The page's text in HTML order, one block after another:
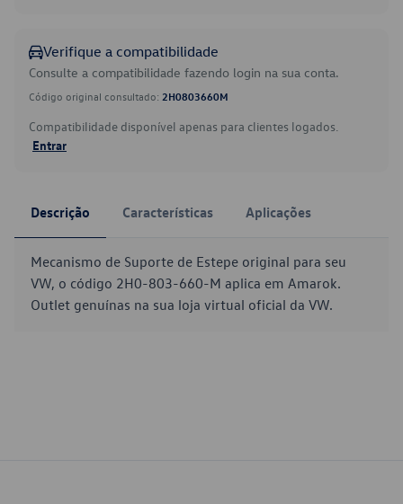
Verifique a compatibilidade
Consulte a compatibilidade fazendo login na sua conta.
Código original consultado: 2H0803660M
Compatibilidade disponível apenas para clientes logados.
Entrar
Descrição Características Aplicações
Mecanismo de Suporte de Estepe original para seu
VW, o código 2H0-803-660-M aplica em Amarok.
Outlet genuínas na sua loja virtual oficial da VW.